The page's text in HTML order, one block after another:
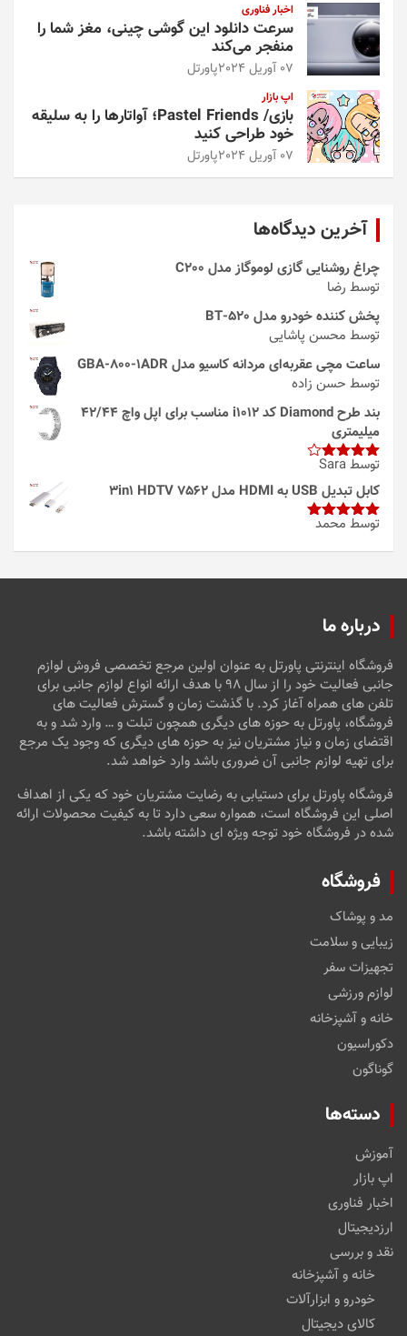
اخبار فناوری
سرعت دانلود این گوشی چینی، مغز شما را
منفجر می‌کند
07 آوریل 2024 پاورتل
اپ بازار
بازی/ Pastel Friends؛ آواتارها را به سلیقه
خود طراحی کنید
07 آوریل 2024 پاورتل
آخرین دیدگاه‌ها
چراغ روشنایی گازی لوموگاز مدل C200
توسط رضا
پخش کننده خودرو مدل 520-BT
توسط محسن پاشایی
ساعت مچی عقربه‌ای مردانه کاسیو مدل GBA-800-1ADR
توسط حسن زاده
بند طرح Diamond کد i1012 مناسب برای اپل واچ 42/44
میلیمتری
امتیاز4
از 5
توسط Sara
کابل تبدیل USB به HDMI مدل 3in1 HDTV 7562
امتیاز5از
توسط محمد
درباره ما
فروشگاه اینترنتی پاورتل به عنوان اولین مرجع تخصصی فروش لوازم
جانبی فعالیت خود را از سال ۹۸ با هدف ارائه انواع لوازم جانبی برای
تلفن های همراه آغاز کرد. با گذشت زمان و گسترش فعالیت های
فروشگاه، پاورتل به حوزه های دیگری همچون تبلت و … وارد شد و به
اقتضای زمان و نیاز مشتریان نیز به حوزه های دیگری که وجود یک مرجع
برای تهیه لوازم جانبی آن ضروری باشد وارد خواهد شد.
فروشگاه پاورتل برای دستیابی به رضایت مشتریان خود که یکی از اهداف
اصلی این فروشگاه است، همواره سعی دارد تا به کیفیت محصولات ارائه
شده در فروشگاه خود توجه ویژه ای داشته باشد.
فروشگاه
مد و پوشاک
زیبایی و سلامت
تجهیزات سفر
لوازم ورزشی
خانه و آشپزخانه
دکوراسیون
گوناگون
دسته‌ها
آموزش
اپ بازار
اخبار فناوری
ارزدیجیتال
نقد و بررسی
خانه و آشپزخانه
خودرو و ابزارآلات
کالای دیجیتال